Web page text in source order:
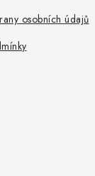
osobních údajů